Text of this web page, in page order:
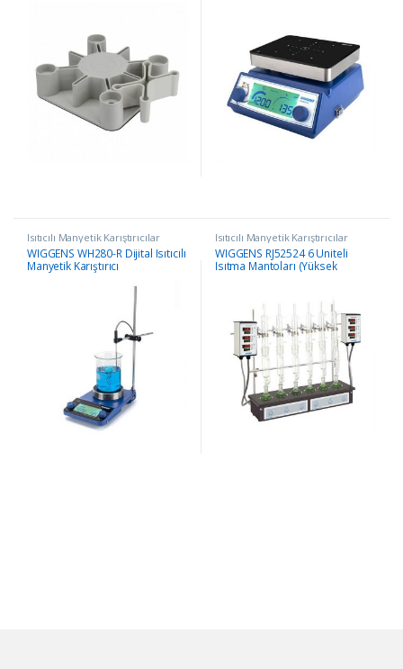
Isıtıcılı Manyetik Karıştırıcılar
WIGGENS WH280-R Dijital Isıtıcılı
Manyetik Karıştırıcı
Isıtıcılı Manyetik Karıştırıcılar
WIGGENS RJ52524 6 Üniteli
Isıtma Mantoları (Yüksek